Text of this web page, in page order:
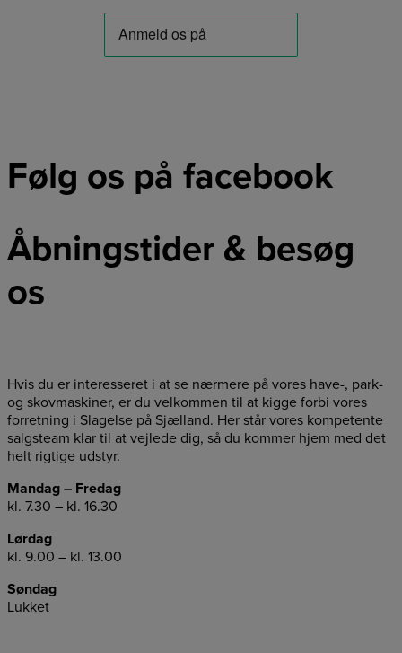
Følg os på facebook
Åbningstider & besøg
os
Hvis du er interesseret i at se nærmere på vores have-, park-
og skovmaskiner, er du velkommen til at kigge forbi vores
forretning i Slagelse på Sjælland. Her står vores kompetente
salgsteam klar til at vejlede dig, så du kommer hjem med det
helt rigtige udstyr.
Mandag – Fredag
kl. 7.30 – kl. 16.30
Lørdag
kl. 9.00 – kl. 13.00
Søndag
Lukket